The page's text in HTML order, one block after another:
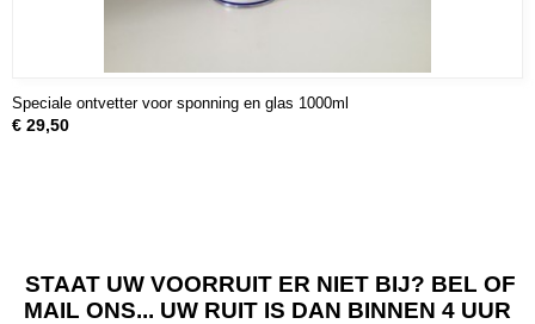
Speciale ontvetter voor sponning en glas 1000ml
€ 29,50
STAAT UW VOORRUIT ER NIET BIJ? BEL OF
MAIL ONS... UW RUIT IS DAN BINNEN 4 UUR